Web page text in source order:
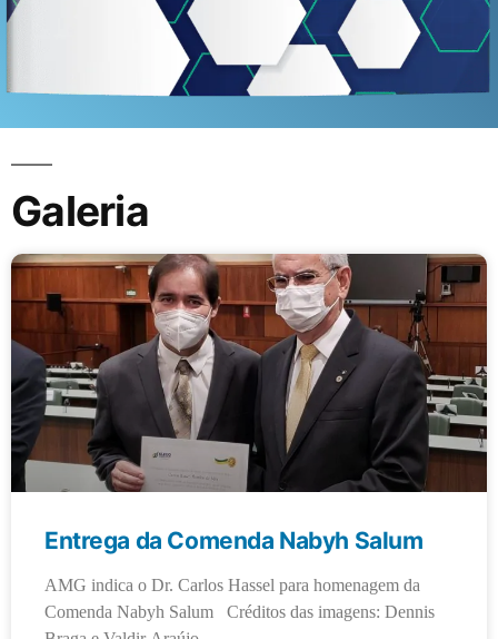
Galeria
Entrega da Comenda Nabyh Salum
AMG indica o Dr. Carlos Hassel para homenagem da
Comenda Nabyh Salum Créditos das imagens: Dennis